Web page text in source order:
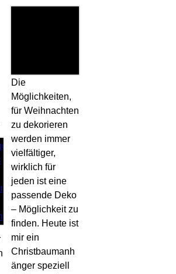
Die
Möglichkeiten,
für Weihnachten
zu dekorieren
werden immer
vielfältiger,
wirklich für
jeden ist eine
passende Deko
– Möglichkeit zu
finden. Heute ist
mir ein
Christbaumanh
änger speziell